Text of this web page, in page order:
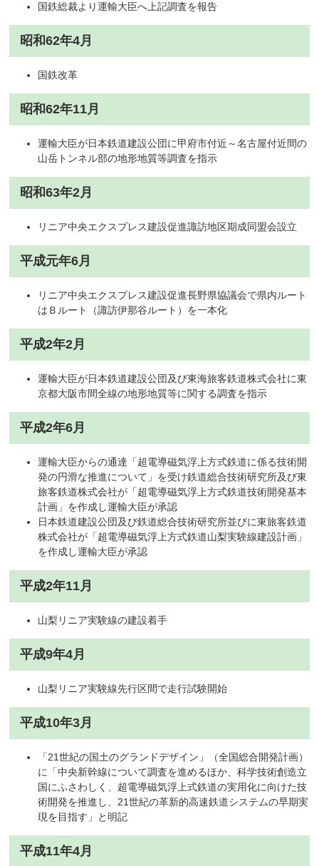
国鉄総裁より運輸大臣へ上記調査を報告
昭和62年4月
国鉄改革
昭和62年11月
運輸大臣が日本鉄道建設公団に甲府市付近～名古屋付近間の
山岳トンネル部の地形地質等調査を指示
昭和63年2月
リニア中央エクスプレス建設促進諏訪地区期成同盟会設立
平成元年6月
リニア中央エクスプレス建設促進長野県協議会で県内ルート
はＢルート（諏訪伊那谷ルート）を一本化
平成2年2月
運輸大臣が日本鉄道建設公団及び東海旅客鉄道株式会社に東
京都大阪市間全線の地形地質等に関する調査を指示
平成2年6月
運輸大臣からの通達「超電導磁気浮上方式鉄道に係る技術開
発の円滑な推進について」を受け鉄道総合技術研究所及び東
旅客鉄道株式会社が「超電導磁気浮上方式鉄道技術開発基本
計画」を作成し運輸大臣が承認
日本鉄道建設公団及び鉄道総合技術研究所並びに東旅客鉄道
株式会社が「超電導磁気浮上方式鉄道山梨実験線建設計画」
を作成し運輸大臣が承認
平成2年11月
山梨リニア実験線の建設着手
平成9年4月
山梨リニア実験線先行区間で走行試験開始
平成10年3月
「21世紀の国土のグランドデザイン」（全国総合開発計画）
に「中央新幹線について調査を進めるほか、科学技術創造立
国にふさわしく、超電導磁気浮上式鉄道の実用化に向けた技
術開発を推進し、21世紀の革新的高速鉄道システムの早期実
現を目指す」と明記
平成11年4月